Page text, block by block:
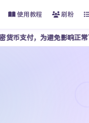
使用教程 刷粉
响正常下单，建议提前安